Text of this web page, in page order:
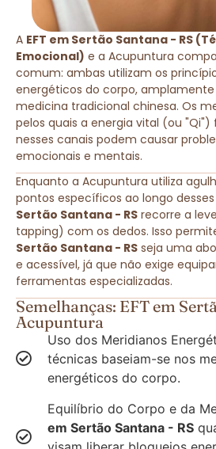
A EFT em Sertão Santana - RS
Emocional) e a Acupuntura
comum: ambas utilizam os
energéticos do corpo,
medicina tradicional chinesa. Os
pelos quais a energia vital (ou "Qi")
nesses canais podem causar
emocionais e mentais.
Enquanto a Acupuntura utiliza
pontos específicos ao longo
Sertão Santana - RS recorre a
tapping) com os dedos. Isso
Sertão Santana - RS seja uma
e acessível, já que não exige
ferramentas especializadas.
Semelhanças: EFT em
Acupuntura
Uso dos Meridianos
técnicas baseiam-se nos
energéticos do corpo.
Equilíbrio do Corpo e da
em Sertão Santana - RS